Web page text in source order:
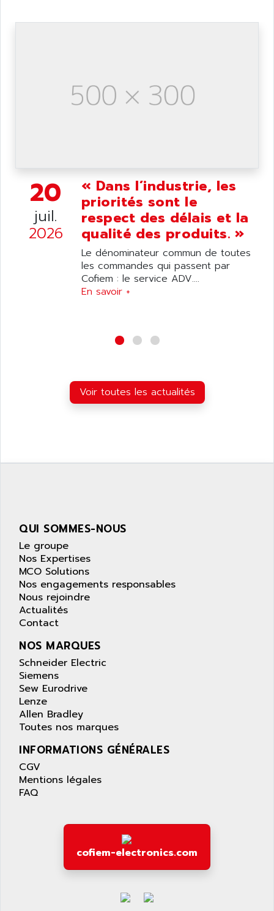
20
juil.
2026
« Dans l’industrie, les
priorités sont le
respect des délais et la
qualité des produits. »
Le dénominateur commun de toutes
les commandes qui passent par
Cofiem : le service ADV....
En savoir +
Voir toutes les actualités
QUI SOMMES-NOUS
Le groupe
Nos Expertises
MCO Solutions
Nos engagements responsables
Nous rejoindre
Actualités
Contact
NOS MARQUES
Schneider Electric
Siemens
Sew Eurodrive
Lenze
Allen Bradley
Toutes nos marques
INFORMATIONS GÉNÉRALES
CGV
Mentions légales
FAQ
cofiem-electronics.com